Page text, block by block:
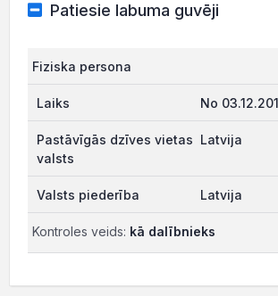
Patiesie labuma guvēji
Fiziska persona
No
Latvija
Latvija
Kontroles veids: kā dalībnieks